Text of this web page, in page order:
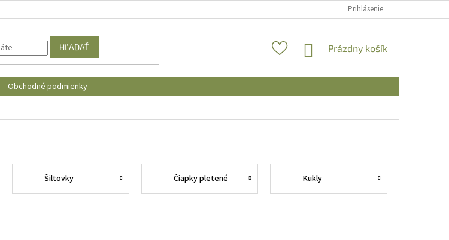
Prihlásenie
HĽADAŤ
NÁKUPNÝ
Prázdny košík
Obchodné podmienky
Šiltovky Čiapky pletené Kukly